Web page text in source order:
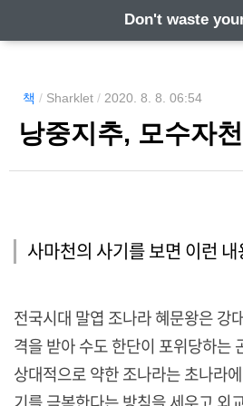
Don't waste
책 / Sharklet / 2020. 8. 8. 06:54
낭중지추, 모수자
사마천의 사기를 보면 이런
전국시대 말엽 조나라 혜문왕은 강
격을 받아 수도 한단이 포위당하는
상대적으로 약한 조나라는 초나라